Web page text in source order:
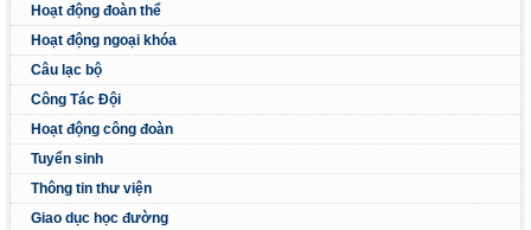
Hoạt động đoàn thể
Hoạt động ngoại khóa
Câu lạc bộ
Công Tác Đội
Hoạt động công đoàn
Tuyển sinh
Thông tin thư viện
Giao dục học đường